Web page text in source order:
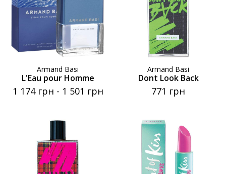
Armand Basi
L'Eau pour Homme
1 174 грн - 1 501 грн
Armand Basi
Dont Look Back
771 грн